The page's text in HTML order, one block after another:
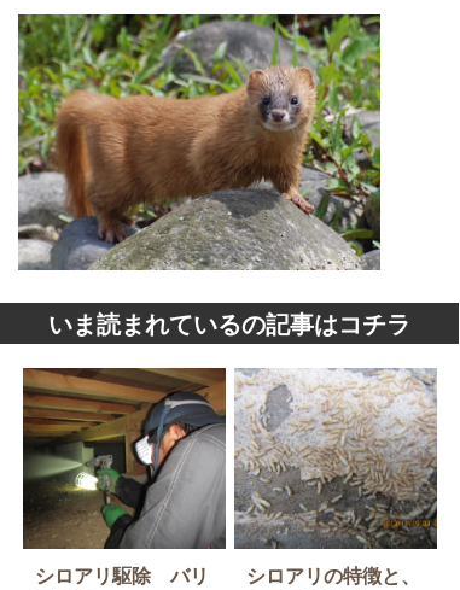
いま読まれているの記事はコチラ
シロアリ駆除 バリ
シロアリの特徴と、